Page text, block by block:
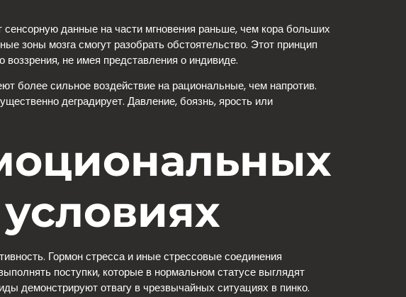
данные на части мгновения раньше, чем кора больших
зоны мозга смогут разобрать обстоятельство. Этот принцип
не имея представления о индивиде.
более сильное воздействие на рациональные, чем напротив.
деградирует. Давление, боязнь, ярость или
Гормон стресса и иные стрессовые соединения
поступки, которые в нормальном статусе выглядят
демонстрируют отвагу в чрезвычайных ситуациях в пинко.